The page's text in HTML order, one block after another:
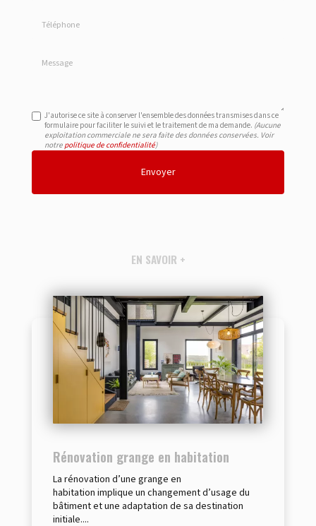
J'autorise ce site à conserver l'ensemble des données transmises dans ce
formulaire pour faciliter le suivi et le traitement de ma demande. (Aucune
exploitation commerciale ne sera faite des données conservées. Voir
notre politique de confidentialité)
EN SAVOIR +
Rénovation grange en habitation
La rénovation d’une grange en
habitation implique un changement d’usage du
bâtiment et une adaptation de sa destination
initiale....